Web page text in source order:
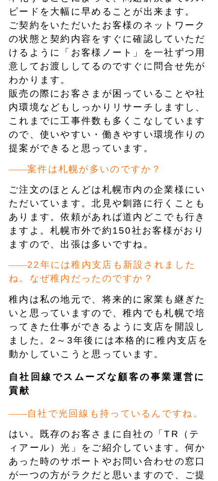
ピードを大幅に早めることが出来ます。
ご契約をいただいたお客様のネットワーク
の状態と契約内容をすぐに確認していただ
けるように「お客様ノート」を一社ずつ用
意してお渡ししてるのですぐに問合せ先が
わかります。
販売の際にお客さまが困っていることや社
内環境などもしっかりリサーチしますし、
これまでに工事件数も多くこなしています
ので、使いやすい・働きやすい環境作りの
提案ができると思っています。
案件は札幌が多いのですか？
ご注文のほとんどは札幌市内の企業様にい
ただいています。北見や釧路に行くことも
あります。依頼があれば道内どこでも行き
ますよ。札幌市外で約150社お客様がおり
ますので、出張は多いですね。
22年には稚内支店も新設されました
ね。なぜ稚内だったのですか？
稚内は私の地元で、将来的に家業も継ぎた
いと思っていますので、稚内でも札幌で培
ってきた仕事ができるように支店を開設し
ました。2～3年後には本格的に稚内支店を
動かしていこうと思っています。
自社回線でスムーズな顧客の事業運営に
貢献
自社で光回線も持っているんですね。
はい。既存のお客さまに自社の「TR（テ
ィアール）光」をご紹介しています。何か
あった時のサポートやお問い合わせの窓口
が一つの方がラクだと思いますので、ご提